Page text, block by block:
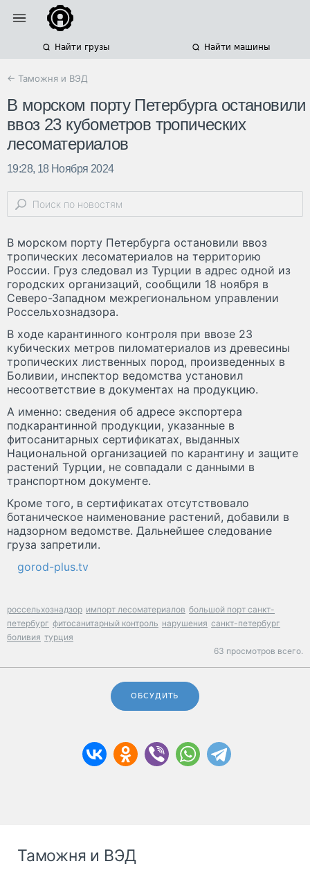
Найти грузы Найти машины
← Таможня и ВЭД
В морском порту Петербурга остановили
ввоз 23 кубометров тропических
лесоматериалов
19:28, 18 Ноября 2024
В морском порту Петербурга остановили ввоз
тропических лесоматериалов на территорию
России. Груз следовал из Турции в адрес одной из
городских организаций, сообщили 18 ноября в
Северо-Западном межрегиональном управлении
Россельхознадзора.
В ходе карантинного контроля при ввозе 23
кубических метров пиломатериалов из древесины
тропических лиственных пород, произведенных в
Боливии, инспектор ведомства установил
несоответствие в документах на продукцию.
А именно: сведения об адресе экспортера
подкарантинной продукции, указанные в
фитосанитарных сертификатах, выданных
Национальной организацией по карантину и защите
растений Турции, не совпадали с данными в
транспортном документе.
Кроме того, в сертификатах отсутствовало
ботаническое наименование растений, добавили в
надзорном ведомстве. Дальнейшее следование
груза запретили.
gorod-plus.tv
россельхознадзор импорт лесоматериалов большой порт санкт-
петербург фитосанитарный контроль нарушения санкт-петербург
боливия турция
63 просмотров всего.
ОБСУДИТЬ
Таможня и ВЭД